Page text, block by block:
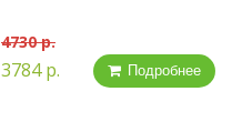
4730 р.
3784 р. Подробнее